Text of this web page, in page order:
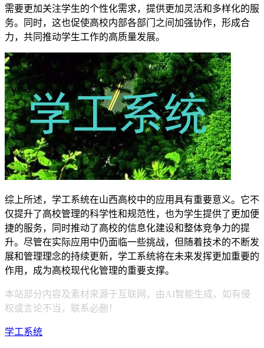
需要更加关注学生的个性化需求，提供更加灵活和多样化的服
务。同时，这也促使高校内部各部门之间加强协作，形成合
力，共同推动学生工作的高质量发展。
综上所述，学工系统在山西高校中的应用具有重要意义。它不
仅提升了高校管理的科学性和规范性，也为学生提供了更加便
捷的服务，同时推动了高校的信息化建设和整体竞争力的提
升。尽管在实际应用中仍面临一些挑战，但随着技术的不断发
展和管理理念的持续更新，学工系统将在未来发挥更加重要的
作用，成为高校现代化管理的重要支撑。
本站部分内容及素材来源于互联网，由AI智能生成，如有侵
权或言论不当，联系必删！
学工系统